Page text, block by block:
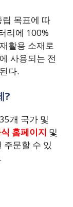
목표에 따
리에 100%
활용 소재로
사용되는 전
다.
?
개 국가 및
홈페이지 및
문할 수 있